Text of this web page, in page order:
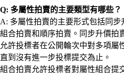
Q: 多屬性拍賣的主要類型有哪些？
A: 多屬性拍賣的主要形式包括同步
組合拍賣和順序拍賣。同步升價拍
允許投標者在公開輪次中對多項屬
直到沒有進一步投標提交為止。
組合拍賣允許投標者對屬性組合提